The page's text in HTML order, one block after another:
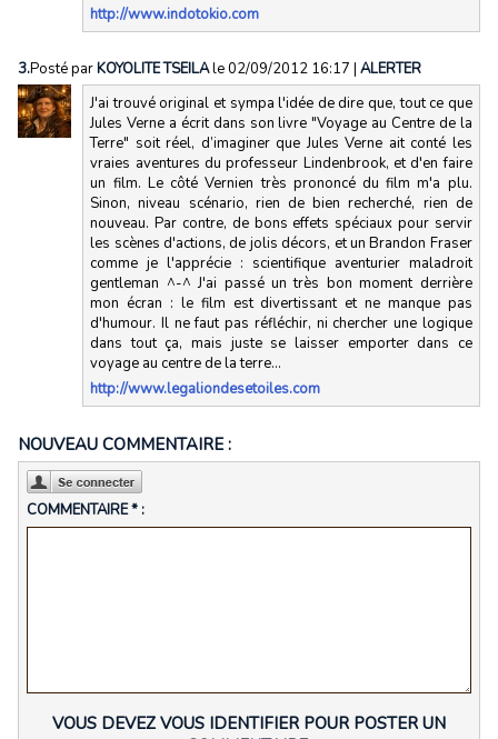
http://www.indotokio.com
3.Posté parKOYOLITE TSEILAle 02/09/2012 16:17 | ALERTER
J'ai trouvé original et sympa l'idée de dire que, tout ce que
Jules Verne a écrit dans son livre "Voyage au Centre de la
Terre" soit réel, d’imaginer que Jules Verne ait conté les
vraies aventures du professeur Lindenbrook, et d'en faire
un film. Le côté Vernien très prononcé du film m'a plu.
Sinon, niveau scénario, rien de bien recherché, rien de
nouveau. Par contre, de bons effets spéciaux pour servir
les scènes d'actions, de jolis décors, et un Brandon Fraser
comme je l'apprécie : scientifique aventurier maladroit
gentleman ^-^ J'ai passé un très bon moment derrière
mon écran : le film est divertissant et ne manque pas
d'humour. Il ne faut pas réfléchir, ni chercher une logique
dans tout ça, mais juste se laisser emporter dans ce
voyage au centre de la terre...
http://www.legaliondesetoiles.com
NOUVEAU COMMENTAIRE :
COMMENTAIRE * :
VOUS DEVEZ VOUS IDENTIFIER POUR POSTER UN